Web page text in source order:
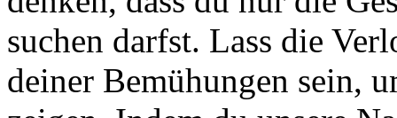
suchen darfst. Lass die
deiner Bemühungen sein,